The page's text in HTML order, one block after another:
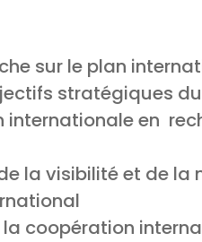
sur le plan
stratégiques
en
la visibilité et de la
coopération